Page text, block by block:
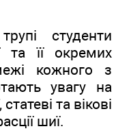
студенти
та її окремих
кожного з
увагу на
та вікові
шиї.